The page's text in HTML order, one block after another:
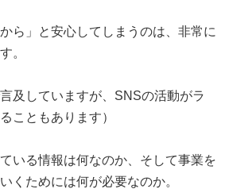
ら」と安心してしまうのは、非常に
。
及していますが、SNSの活動がラ
こともあります）
いる情報は何なのか、そして事業を
くためには何が必要なのか。